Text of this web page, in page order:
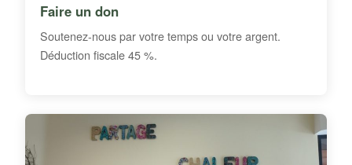
Faire un don
Soutenez-nous par votre temps ou votre argent.
Déduction fiscale 45 %.